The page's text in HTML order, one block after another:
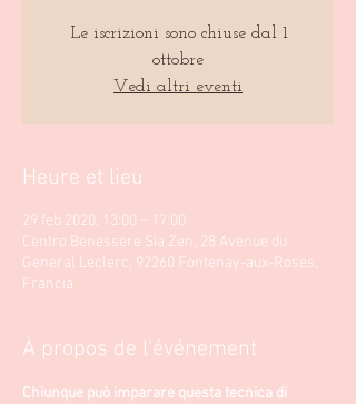
Le iscrizioni sono chiuse dal 1
ottobre
Vedi altri eventi
Heure et lieu
29 feb 2020, 13:00 – 17:00
Centro Benessere Sia Zen, 28 Avenue du
General Leclerc, 92260 Fontenay-aux-Roses,
Francia
À propos de l'événement
Chiunque può imparare questa tecnica di